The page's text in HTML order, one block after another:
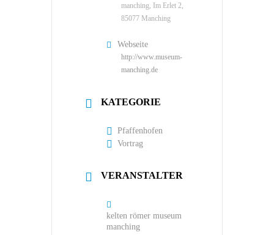
manching, Im Erlet 2,
85077 Manching
Webseite
http://www.museum-
manching.de
KATEGORIE
Pfaffenhofen
Vortrag
VERANSTALTER
kelten römer museum
manching